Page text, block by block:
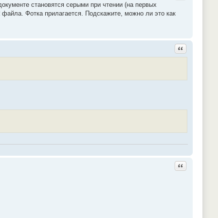
становятся серыми при чтении (на первых
Фотка прилагается. Подскажите, можно ли это как
Ответить с
Ответить с